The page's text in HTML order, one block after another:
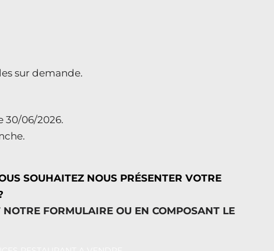
sur demande.
30/06/2026.
SOUHAITEZ NOUS PRÉSENTER VOTRE
FORMULAIRE OU EN COMPOSANT LE